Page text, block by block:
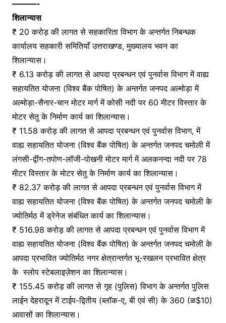
———-
शिलान्यास
₹ 20 करोड़ की लागत से सहकारिता विभाग के अन्तर्गत निबन्धक
कार्यालय सहकारी समितियाँ उत्तराखण्ड, मुख्यालय भवन का
शिलान्यास।
₹ 6.13 करोड़ की लागत से आपदा प्रबन्धन एवं पुनर्वास विभाग में वाह्य
सहायतित योजना (विश्व बैंक पोषित) के अन्तर्गत जनपद अल्मोड़ा में
अल्मोड़ा-सैनार-चान मोटर मार्ग में कोसी नदी पर 60 मीटर विस्तार के
मोटर सेतु के निर्माण कार्य का शिलान्यास।
₹ 11.58 करोड़ की लागत से आपदा प्रबन्धन एवं पुनर्वास विभाग, में
वाह्य सहायतित योजना (विश्व बैंक पोषित) के अन्तर्गत जनपद चमोली में
लंगसी-द्वींग-तपोण-लॉजी-पोखनी मोटर मार्ग में अलकनन्दा नदी पर 78
मीटर विस्तार के मोटर सेतु के निर्माण कार्य का शिलान्यास।
₹ 82.37 करोड़ की लागत से आपदा प्रबन्धन एवं पुनर्वास विभाग में
वाह्य सहायतित योजना (विश्व बैंक पोषित) के अन्तर्गत जनपद चमोली के
ज्योतिर्मठ में ड्रेनेज संबंधित कार्य का शिलान्यास।
₹ 516.98 करोड़ की लागत से आपदा प्रबन्धन एवं पुनर्वास विभाग में
वाह्य सहायतित योजना (विश्व बैंक पोषित) के अन्तर्गत जनपद चमोली के
आपदा प्रभावित ज्योतिर्मठ नगर क्षेत्रान्तर्गत भू-स्खलन प्रभावित क्षेत्र
के स्लोप स्टेबलाइज़ेशन का शिलान्यास।
₹ 155.45 करोड़ की लागत से गृह (पुलिस) विभाग के अन्तर्गत पुलिस
लाईन देहरादून में टाईप-द्वितीय (ब्लॉक-ए, बी एवं सी) के 360 (ळ$10)
आवासों का शिलान्यास।